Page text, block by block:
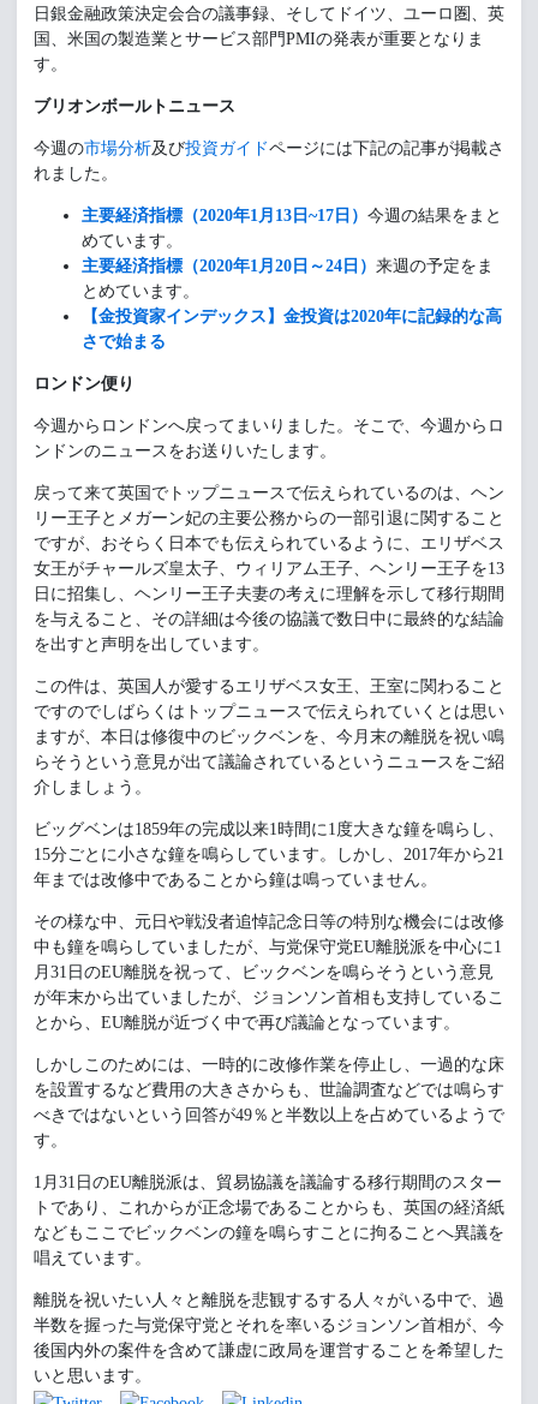
日銀金融政策決定会合の議事録、そしてドイツ、ユーロ圏、英
国、米国の製造業とサービス部門PMIの発表が重要となりま
す。
ブリオンボールトニュース
今週の市場分析及び投資ガイドページには下記の記事が掲載さ
れました。
主要経済指標（2020年1月13日~17日） 今週の結果をまと
めています。
主要経済指標（2020年1月20日～24日） 来週の予定をま
とめています。
【金投資家インデックス】金投資は2020年に記録的な高
さで始まる
ロンドン便り
今週からロンドンへ戻ってまいりました。そこで、今週からロ
ンドンのニュースをお送りいたします。
戻って来て英国でトップニュースで伝えられているのは、ヘン
リー王子とメガーン妃の主要公務からの一部引退に関すること
ですが、おそらく日本でも伝えられているように、エリザベス
女王がチャールズ皇太子、ウィリアム王子、ヘンリー王子を13
日に招集し、ヘンリー王子夫妻の考えに理解を示して移行期間
を与えること、その詳細は今後の協議で数日中に最終的な結論
を出すと声明を出しています。
この件は、英国人が愛するエリザベス女王、王室に関わること
ですのでしばらくはトップニュースで伝えられていくとは思い
ますが、本日は修復中のビックベンを、今月末の離脱を祝い鳴
らそうという意見が出て議論されているというニュースをご紹
介しましょう。
ビッグベンは1859年の完成以来1時間に1度大きな鐘を鳴らし、
15分ごとに小さな鐘を鳴らしています。しかし、2017年から21
年までは改修中であることから鐘は鳴っていません。
その様な中、元日や戦没者追悼記念日等の特別な機会には改修
中も鐘を鳴らしていましたが、与党保守党EU離脱派を中心に1
月31日のEU離脱を祝って、ビックベンを鳴らそうという意見
が年末から出ていましたが、ジョンソン首相も支持しているこ
とから、EU離脱が近づく中で再び議論となっています。
しかしこのためには、一時的に改修作業を停止し、一過的な床
を設置するなど費用の大きさからも、世論調査などでは鳴らす
べきではないという回答が49％と半数以上を占めているようで
す。
1月31日のEU離脱派は、貿易協議を議論する移行期間のスター
トであり、これからが正念場であることからも、英国の経済紙
などもここでビックベンの鐘を鳴らすことに拘ることへ異議を
唱えています。
離脱を祝いたい人々と離脱を悲観するする人々がいる中で、過
半数を握った与党保守党とそれを率いるジョンソン首相が、今
後国内外の案件を含めて謙虚に政局を運営することを希望した
いと思います。